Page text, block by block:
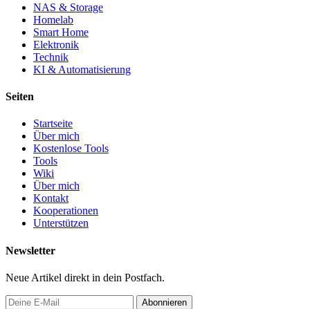
NAS & Storage
Homelab
Smart Home
Elektronik
Technik
KI & Automatisierung
Seiten
Startseite
Über mich
Kostenlose Tools
Tools
Wiki
Über mich
Kontakt
Kooperationen
Unterstützen
Newsletter
Neue Artikel direkt in dein Postfach.
Abonnieren